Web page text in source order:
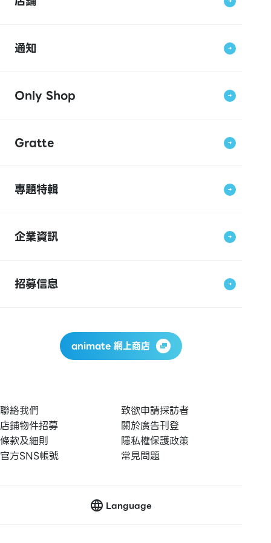
通知
Only Shop
Gratte
專題特輯
企業資訊
招募信息
animate 網上商店
聯絡我們
致欲申請採訪者
店鋪物件招募
關於廣告刊登
條款及細則
隱私權保護政策
官方SNS帳號
常見問題
Language